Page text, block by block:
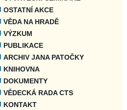
OSTATNÍ AKCE
VĚDA NA HRADĚ
VÝZKUM
PUBLIKACE
ARCHIV JANA PATOČKY
KNIHOVNA
DOKUMENTY
VĚDECKÁ RADA CTS
KONTAKT